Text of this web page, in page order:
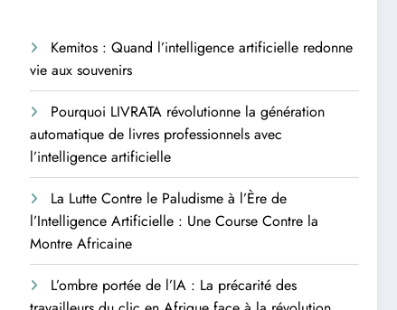
Kemitos : Quand l’intelligence artificielle redonne
vie aux souvenirs
Pourquoi LIVRATA révolutionne la génération
automatique de livres professionnels avec
l’intelligence artificielle
La Lutte Contre le Paludisme à l’Ère de
l’Intelligence Artificielle : Une Course Contre la
Montre Africaine
L’ombre portée de l’IA : La précarité des